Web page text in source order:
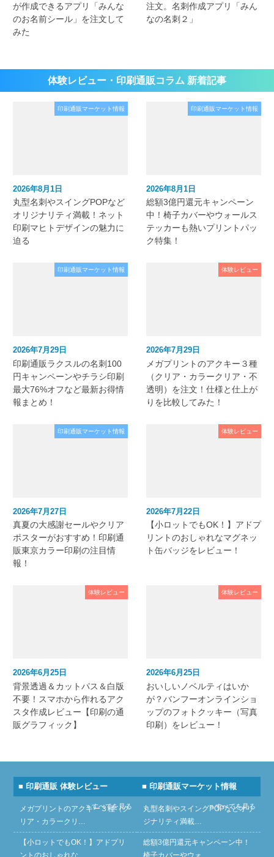
が作成できるアプリ「みんな
のお名前シール」を注文して
みた
注文。名刺作成アプリ「みん
なの名刺２」
体験レビュー・印刷通販コラム 新着記事
印刷通販マーケット情報
2026年8月1日
丸型名刺やスイングPOPなど
オリジナリティ満載！ネット
印刷マヒトデザインの魅力に
迫る
印刷通販マーケット情報
2026年8月1日
総額3億円還元キャンペーン
中！椅子カバーやウォールス
テッカーも熱いプリントパッ
ク特集！
印刷通販マーケット情報
2026年7月29日
印刷通販ラクスルの名刺100
円キャンペーンやチラシ印刷
最大76%オフなど最新お得情
報まとめ！
体験レビュー
2026年7月29日
メガプリントのアクキー３種
（クリア・カラークリア・不
透明）を注文！仕様と仕上が
りを比較してみた！
印刷通販マーケット情報
2026年7月27日
真夏の大感謝セールやクリア
ポスターがおすすめ！印刷通
販東京カラー印刷の注目情
報！
体験レビュー
2026年7月22日
【小ロットでもOK！】アドプ
リントのおしゃれなマグネッ
ト缶バッジをレビュー！
体験レビュー
2026年6月25日
背景透過＆カットパス＆白版
不要！スマホから作れるアク
スタ作成レビュー【印刷の通
販グラフィック】
体験レビュー
2026年6月25日
おいしいノベルティはいか
が？バンフーオンラインショ
ップのフォトクッキー（写真
印刷）をレビュー！
■ 印刷通販 体験レビュー
» すべてを見る
メガプリントのアクキー３種（ク
リア・カラークリ…
【小ロットでもOK！】アドプリ
ントのおしゃれな…
■ 印刷通販マーケット情報
» すべてを見る
丸型名刺やスイングPOPなどオリ
ジナリティ満載…
総額3億円還元キャンペーン中！
椅子カバーやウォ…